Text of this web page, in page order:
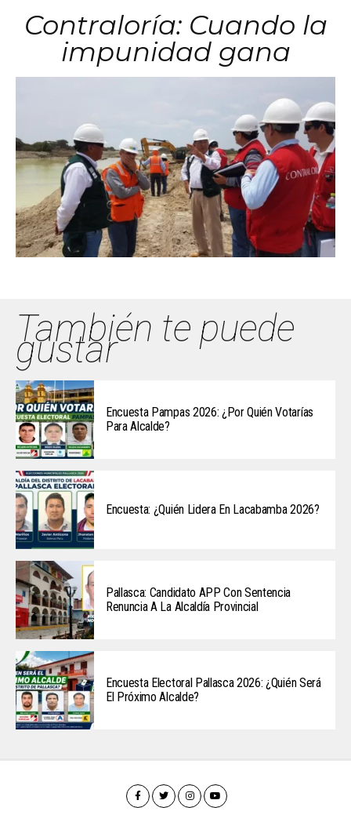
Contraloría: Cuando la
impunidad gana
También te puede
gustar
Encuesta Pampas 2026: ¿Por Quién Votarías
Para Alcalde?
Encuesta: ¿Quién Lidera En Lacabamba 2026?
Pallasca: Candidato APP Con Sentencia
Renuncia A La Alcaldía Provincial
Encuesta Electoral Pallasca 2026: ¿Quién Será
El Próximo Alcalde?